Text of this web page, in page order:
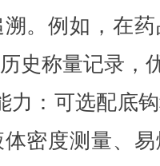
。例如，在
史称量记录，
：可选配底钩
密度测量、